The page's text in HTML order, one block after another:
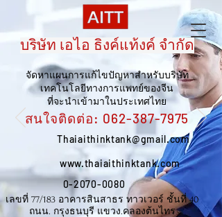
บริษัท เอไอ ธิงค์แท้งค์ จำกัด
จัดหาแผนการแก้ไขปัญหาสำหรับบริษัท
เทคโนโลยีทางการแพทย์ของจีน
ที่จะนำเข้ามาในประเทศไทย
สนใจติดต่อ: 062-387-7975
Thaiaithinktank@gmail.com
www.thaiaithinktank.com
0-2070-0080
เลขที่ 77/183 อาคารสินสาธร ทาวเวอร์ ชั้นที่ 40
ถนน. กรุงธนบุรี แขวง.คลองต้นไทร